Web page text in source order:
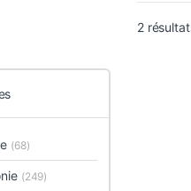
2
(68)
(249)